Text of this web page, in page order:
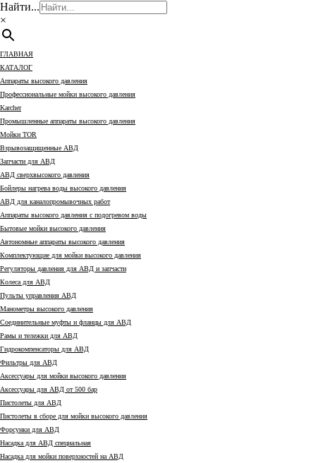
Найти...
×
ГЛАВНАЯ
КАТАЛОГ
Аппараты высокого давления
Профессиональные мойки высокого давления
Karcher
Промышленные аппараты высокого давления
Мойки TOR
Взрывозащищенные АВД
Запчасти для АВД
АВД сверхвысокого давления
Бойлеры нагрева воды высокого давления
АВД для каналопромывочных работ
Аппараты высокого давления с подогревом воды
Бытовые мойки высокого давления
Автономные аппараты высокого давления
Комплектующие для мойки высокого давления
Регуляторы давления для АВД и запчасти
Колеса для АВД
Пульты управления АВД
Манометры высокого давления
Соединительные муфты и фланцы для АВД
Рамы и тележки для АВД
Гидрокомпенсаторы для АВД
Фильтры для АВД
Аксессуары для мойки высокого давления
Аксессуары для АВД от 500 бар
Пистолеты для АВД
Пистолеты в сборе для мойки высокого давления
Форсунки для АВД
Насадка для АВД специальная
Насадка для мойки поверхностей на АВД